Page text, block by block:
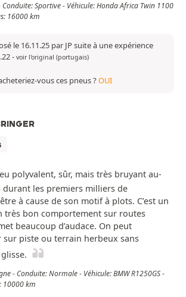
Conduite: Sportive - Véhicule: Honda Africa Twin 1100
16000 km
le 16.11.25 par JP suite à une expérience
- voir l'original (portugais)
vous ces pneus ?OUI
polyvalent, sûr, mais très bruyant au-
durant les premiers milliers de
à cause de son motif à plots. C’est un
très bon comportement sur routes
beaucoup d’audace. On peut
piste ou terrain herbeux sans
- Conduite: Normale - Véhicule: BMW R1250GS -
10000 km